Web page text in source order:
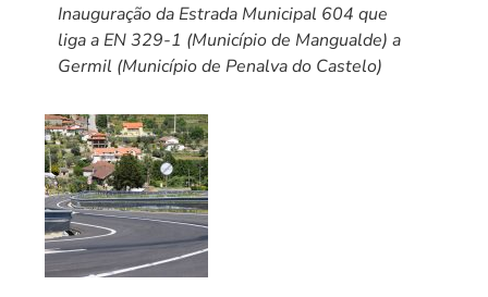
Inauguração da Estrada Municipal 604 que
liga a EN 329-1 (Município de Mangualde) a
Germil (Município de Penalva do Castelo)